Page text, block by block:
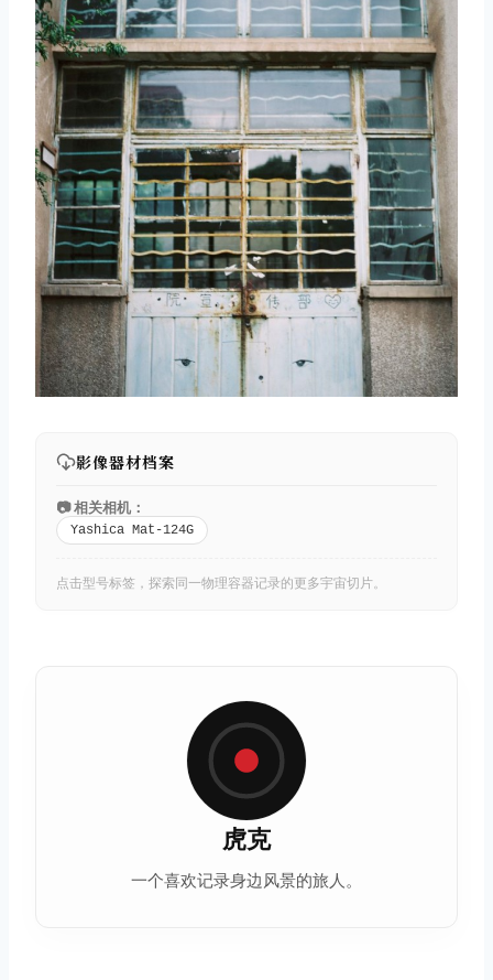
影像器材档案
📷 相关相机：
Yashica Mat-124G
点击型号标签，探索同一物理容器记录的更多宇宙切片。
虎克
一个喜欢记录身边风景的旅人。